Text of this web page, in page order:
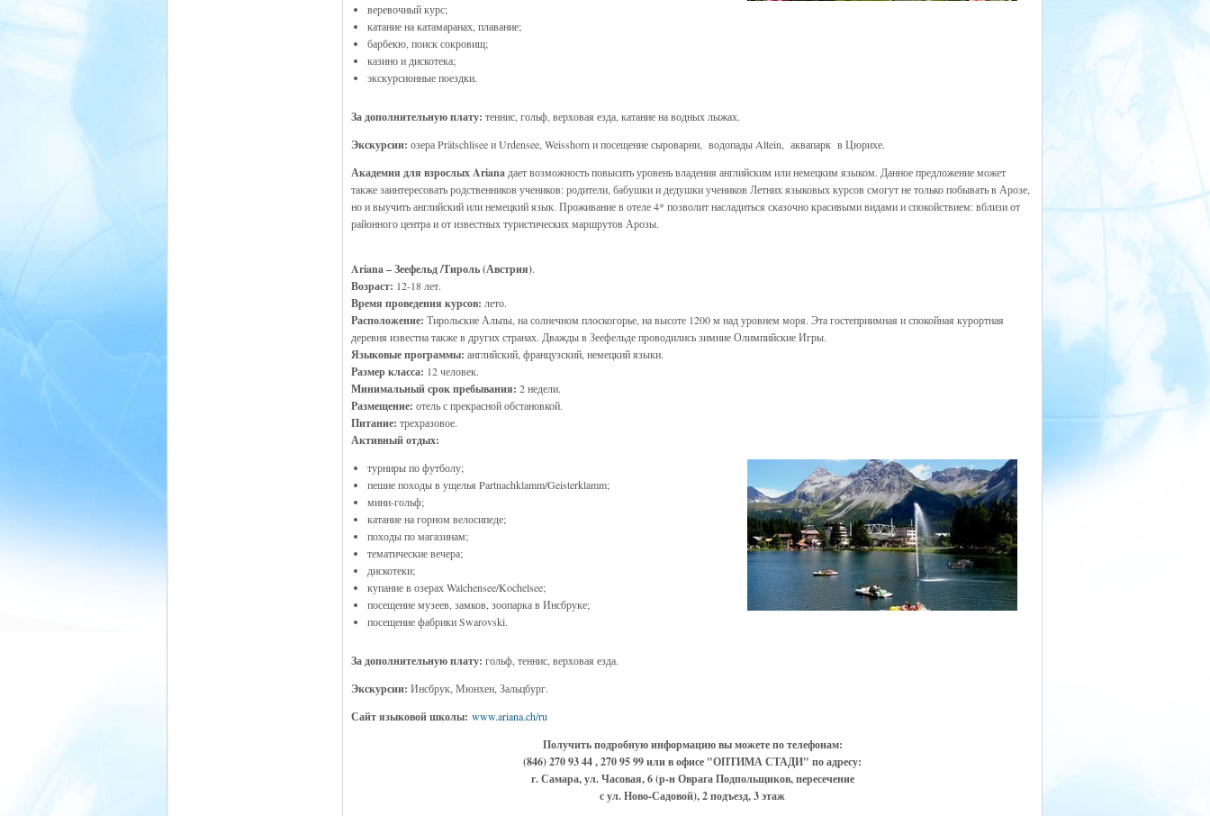
веревочный курс;
катание на катамаранах, плавание;
барбекю, поиск сокровищ;
казино и дискотека;
экскурсионные поездки.
За дополнительную плату: теннис, гольф, верховая езда, катание на водных лыжах.
Экскурсии: озера Prätschlisee и Urdensee, Weisshorn и посещение сыроварни, водопады Altein, аквапарк в Цюрихе.
Академия для взрослых Ariana дает возможность повысить уровень владения английским или немецким языком. Данное предложение может
также заинтересовать родственников учеников: родители, бабушки и дедушки учеников Летних языковых курсов смогут не только побывать в Арозе,
но и выучить английский или немецкий язык. Проживание в отеле 4* позволит насладиться сказочно красивыми видами и спокойствием: вблизи от
районного центра и от известных туристических маршрутов Арозы.
Ariana – Зеефельд /Тироль (Австрия).
Возраст: 12-18 лет.
Время проведения курсов: лето.
Расположение: Тирольские Альпы, на солнечном плоскогорье, на высоте 1200 м над уровнем моря. Эта гостеприимная и спокойная курортная
деревня известна также в других странах. Дважды в Зеефельде проводились зимние Олимпийские Игры.
Языковые программы: английский, французский, немецкий языки.
Размер класса: 12 человек.
Минимальный срок пребывания: 2 недели.
Размещение: отель с прекрасной обстановкой.
Питание: трехразовое.
Активный отдых:
турниры по футболу;
пешие походы в ущелья Partnachklamm/Geisterklamm;
мини-гольф;
катание на горном велосипеде;
походы по магазинам;
тематические вечера;
дискотеки;
купание в озерах Walchensee/Kochelsee;
посещение музеев, замков, зоопарка в Инсбруке;
посещение фабрики Swarovski.
За дополнительную плату: гольф, теннис, верховая езда.
Экскурсии: Инсбрук, Мюнхен, Зальцбург.
Сайт языковой школы: www.ariana.ch/ru
Получить подробную информацию вы можете по телефонам:
(846) 270 93 44 , 270 95 99 или в офисе "ОПТИМА СТАДИ" по адресу:
г. Самара, ул. Часовая, 6 (р-н Оврага Подпольщиков, пересечение
с ул. Ново-Садовой), 2 подъезд, 3 этаж